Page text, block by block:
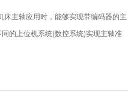
主轴应用时，能够实现带编码器的主
的上位机系统(数控系统)实现主轴准